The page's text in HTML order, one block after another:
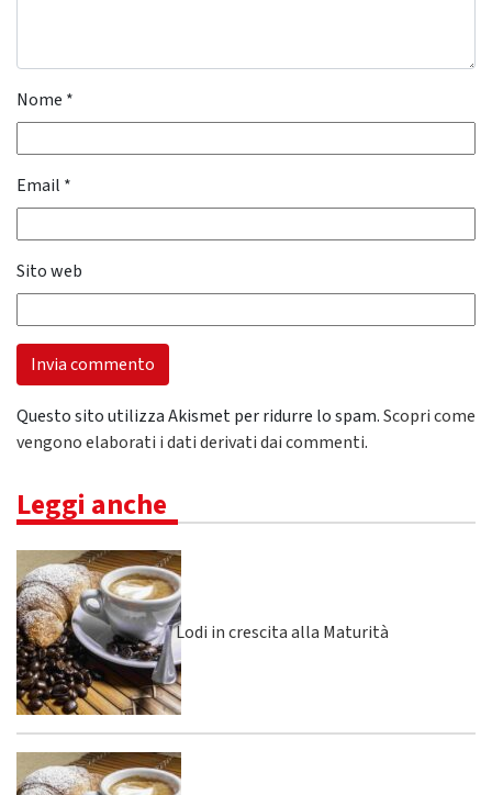
Nome *
Email *
Sito web
Questo sito utilizza Akismet per ridurre lo spam.Scopri come
vengono elaborati i dati derivati dai commenti.
Leggi anche
Lodi in crescita alla Maturità